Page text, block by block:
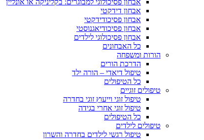
אבחון פסיכולוגי למבוגרים: בקליניקה או אונליין
אבחון דידקטי
אבחון פסיכודידקטי
אבחון פסיכודיאגנוסטי
אבחון פסיכולוגי לילדים
כל האבחונים
הורות ומשפחה
הדרכת הורים
טיפול דיאדי – הורה ילד
כל הטיפולים
טיפולים זוגיים
טיפול זוגי וייעוץ זוגי בחדרה
טיפול זוגי אחרי בגידה
כל הטיפולים
טיפולים לילדים
טיפול רגשי לילדים בחדרה והשרון